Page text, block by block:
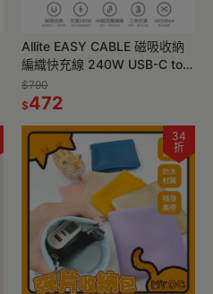
Allite EASY CABLE 磁吸收納
編織快充線 240W USB-C to
USB-C 雙TC i15 安卓
$790
$472
34
折